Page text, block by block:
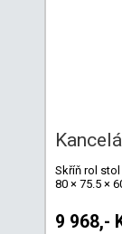
Skříň rol
80 × 75.5 ×
9 968,-